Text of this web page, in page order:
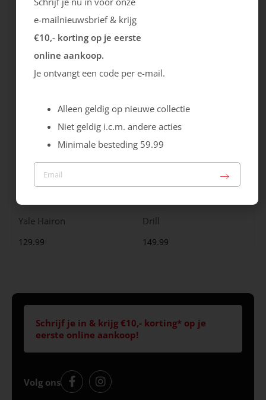
Cristallino
99.99
Yale Hairon
129.99
Drill
149.99
Schrijf je in & krijg €10,- korting* op je
eerste online aankoop!
Volg ons
e-mailnieuwsbrief & krijg
€10,- korting op je eerste
online aankoop.
Je ontvangt een code per e-mail.
Alleen geldig op nieuwe collectie
Niet geldig i.c.m. andere acties
Minimale besteding 59.99